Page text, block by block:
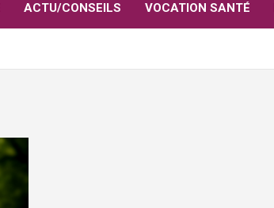
ACTU/CONSEILS VOCATION SANTÉ